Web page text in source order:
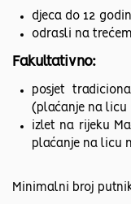
djeca do 12
odrasli na
Fakultativno:
posjet
(plaćanje na licu
izlet na rijeku
plaćanje na licu
Minimalni broj